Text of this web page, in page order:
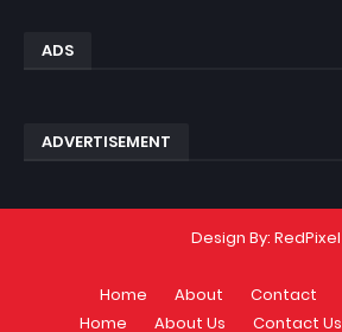
ADS
ADVERTISEMENT
Design By: RedPixel
Home About Contact
Home
About Us Contact Us